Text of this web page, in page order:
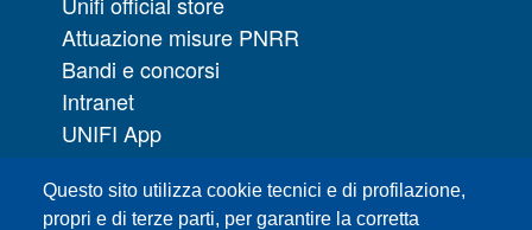
Questo sito utilizza cookie tecnici e di profilazione,
propri e di terze parti, per garantire la corretta
Attuazione misure PNRR
Bandi e concorsi
Intranet
UNIFI App
URP | Ufficio Relazioni con il Pubblico